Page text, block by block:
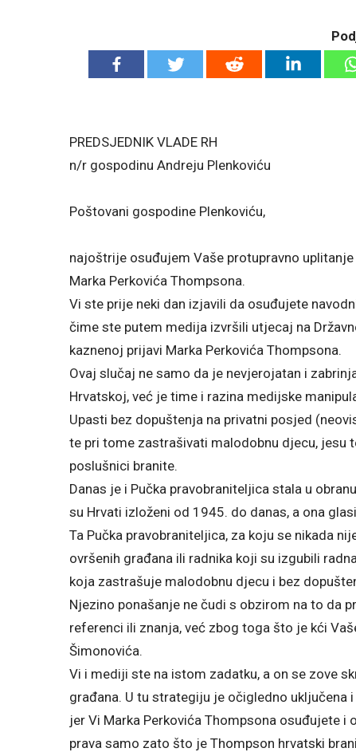
PREDSJEDNIK VLADE RH
n/r gospodinu Andreju Plenkoviću
Poštovani gospodine Plenkoviću,
najoštrije osuđujem Vaše protupravno
Marka Perkovića Thompsona.
Vi ste prije neki dan izjavili da osuđujete
čime ste putem medija izvršili utjecaj na
kaznenoj prijavi Marka Perkovića Thompsona.
Ovaj slučaj ne samo da je nevjerojatan i
Hrvatskoj, već je time i razina medijske
Upasti bez dopuštenja na privatni posjed
te pri tome zastrašivati malodobnu djecu, jesu
poslušnici branite.
Danas je i Pučka pravobraniteljica stala u
su Hrvati izloženi od 1945. do danas, a ona
Ta Pučka pravobraniteljica, za koju se nikada
ovršenih građana ili radnika koji su izgubili
koja zastrašuje malodobnu djecu i bez
Njezino ponašanje ne čudi s obzirom na to da
referenci ili znanja, već zbog toga što je kći
Šimonovića.
Vi i mediji ste na istom zadatku, a on se zove
građana. U tu strategiju je očigledno
jer Vi Marka Perkovića Thompsona osuđujete
prava samo zato što je Thompson hrvatski